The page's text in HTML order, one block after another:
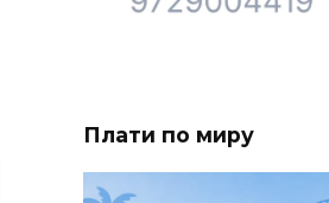
Плати по миру